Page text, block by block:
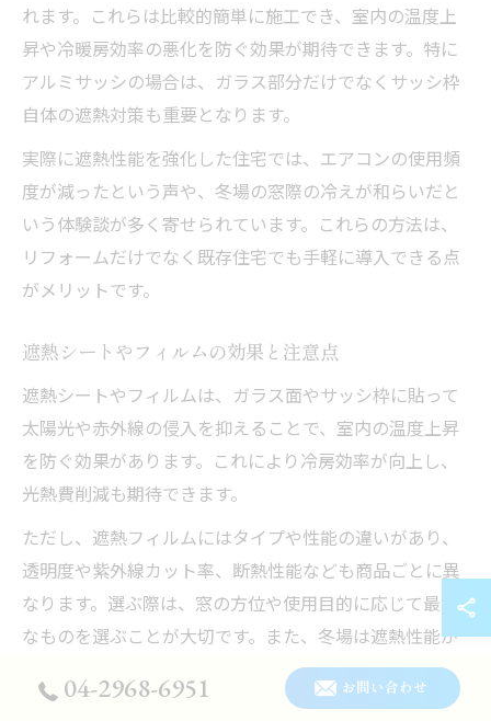
れます。これらは比較的簡単に施工でき、室内の温度上
昇や冷暖房効率の悪化を防ぐ効果が期待できます。特に
アルミサッシの場合は、ガラス部分だけでなくサッシ枠
自体の遮熱対策も重要となります。
実際に遮熱性能を強化した住宅では、エアコンの使用頻
度が減ったという声や、冬場の窓際の冷えが和らいだと
いう体験談が多く寄せられています。これらの方法は、
リフォームだけでなく既存住宅でも手軽に導入できる点
がメリットです。
遮熱シートやフィルムの効果と注意点
遮熱シートやフィルムは、ガラス面やサッシ枠に貼って
太陽光や赤外線の侵入を抑えることで、室内の温度上昇
を防ぐ効果があります。これにより冷房効率が向上し、
光熱費削減も期待できます。
ただし、遮熱フィルムにはタイプや性能の違いがあり、
透明度や紫外線カット率、断熱性能なども商品ごとに異
なります。選ぶ際は、窓の方位や使用目的に応じて最適
なものを選ぶことが大切です。また、冬場は遮熱性能が
高すぎると室内が寒く感じる場合もあるため、季節ごと
のバランスを考慮する必要があります。
04-2968-6951 お問い合わせ